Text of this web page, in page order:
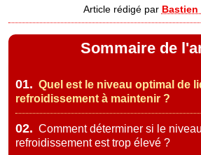
Article rédigé par Bastien
Sommaire de
01. Quel est le niveau optimal de
refroidissement à maintenir ?
02. Comment déterminer si le
refroidissement est trop élevé ?